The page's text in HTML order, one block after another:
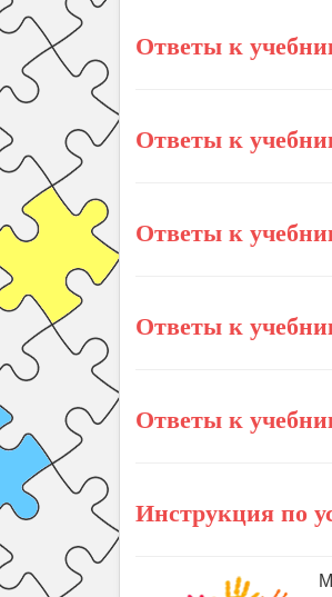
Ответы к
Ответы к
Ответы к
Ответы к
Ответы к
Инструкция по